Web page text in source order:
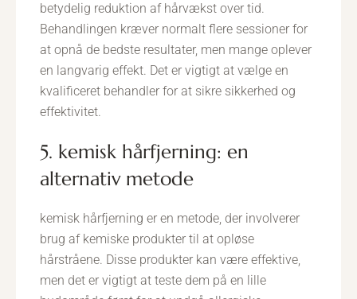
betydelig reduktion af hårvækst over tid.
Behandlingen kræver normalt flere sessioner for
at opnå de bedste resultater, men mange oplever
en langvarig effekt. Det er vigtigt at vælge en
kvalificeret behandler for at sikre sikkerhed og
effektivitet.
5. kemisk hårfjerning: en
alternativ metode
kemisk hårfjerning er en metode, der involverer
brug af kemiske produkter til at opløse
hårstråene. Disse produkter kan være effektive,
men det er vigtigt at teste dem på en lille